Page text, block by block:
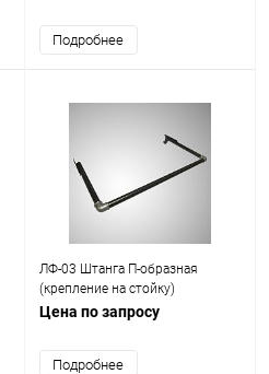
Подробнее
ЛФ-03 Штанга П-образная
(крепление на стойку)
Цена по запросу
Подробнее